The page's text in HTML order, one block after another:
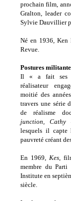
prochain film,
Gralton, leader
Sylvie Dauvillier
Né en 1936,
Revue.
Postures
Il « a fait ses
réalisateur
moitié des
travers une série
de réalisme
junction, Cathy
lesquels il
pauvreté créant
En 1969, Kes,
membre du
Institute en
siècle.